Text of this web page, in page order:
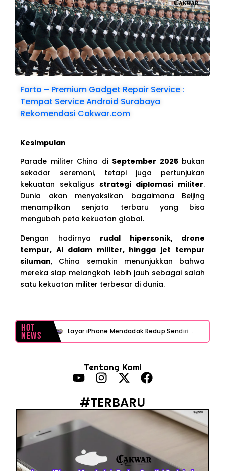
Forto – Premium Gadget Repair Service :
Tempat Service Android Surabaya
Rekomendasi Cakwar.com
Kesimpulan
Parade militer China di September 2025bukan
sekadar seremoni, tetapi juga pertunjukan
kekuatan sekaligus strategi diplomasi militer.
Dunia akan menyaksikan bagaimana Beijing
menampilkan senjata terbaru yang bisa
mengubah peta kekuatan global.
Dengan hadirnya rudal hipersonik, drone
tempur, AI dalam militer, hingga jet tempur
siluman, China semakin menunjukkan bahwa
mereka siap melangkah lebih jauh sebagai salah
satu kekuatan militer terbesar di dunia.
Hot
News Layar iPhone Mendadak Redup Sendiri Padahal Auto-Brightness Mati? Ini Penyebab & Solusinya!
Prabowo Sebut ‘Londo Ireng’, Ray Rangkuti Desak DPR Bersikap, Ini Ulasan Politiknya
MAKI Soroti Penahanan Eks Jampidsus Febrie Adriansyah Tanpa Rompi Pink
Tentang Kami
#TERBARU